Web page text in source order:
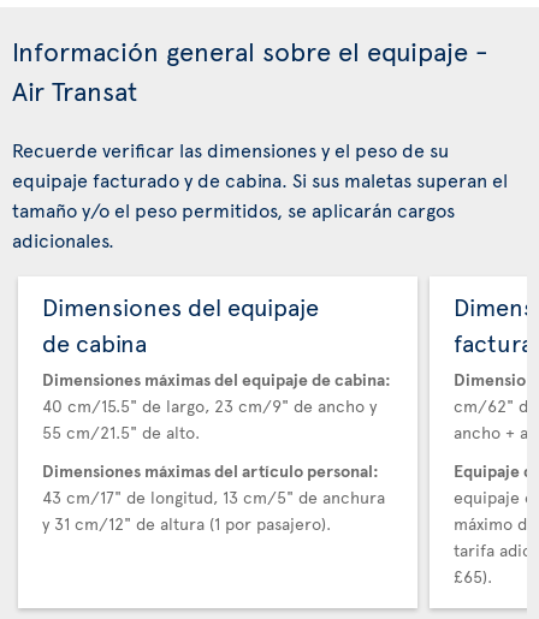
Información general sobre el equipaje -
Air Transat
Recuerde verificar las dimensiones y el peso de su
equipaje facturado y de cabina. Si sus maletas superan el
tamaño y/o el peso permitidos, se aplicarán cargos
adicionales.
Dimensiones del equipaje
de cabina
Dimensiones máximas del equipaje de cabina:
40 cm/15.5" de largo, 23 cm/9" de ancho y
55 cm/21.5" de alto.
Dimensiones máximas del artículo personal:
43 cm/17" de longitud, 13 cm/5" de anchura
y 31 cm/12" de altura (1 por pasajero).
cm/62" de
ancho +
Equipaje
equipaje
máximo
tarifa
£65).